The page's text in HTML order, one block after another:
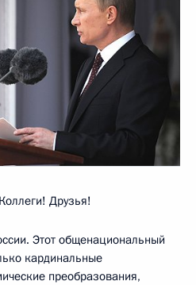
Друзья!
Этот общенациональный
кардинальные
преобразования,